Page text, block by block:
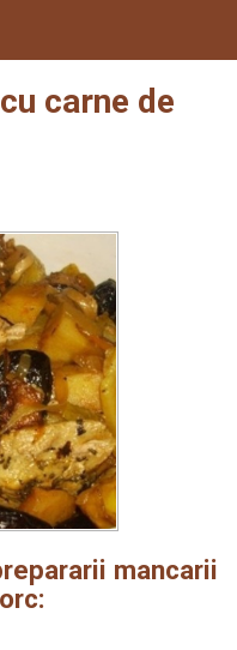
carne de
mancarii